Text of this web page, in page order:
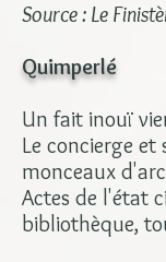
Source : Le
Quimperlé
Un fait inouï
Le concierge
monceaux
Actes de l'état
bibliothèque,